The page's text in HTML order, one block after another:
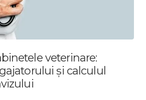
veterinare:
și calculul